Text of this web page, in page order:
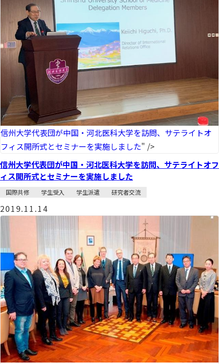
信州大学代表団が中国・河北医科大学を訪問、サテライトオ
フィス開所式とセミナーを実施しました" />
信州大学代表団が中国・河北医科大学を訪問、サテライトオフ
ィス開所式とセミナーを実施しました
国際共修 学生受入 学生派遣 研究者交流
2019.11.14